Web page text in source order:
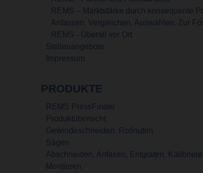
REMS – Marktstärke durch konsequente
Anfassen. Vergleichen. Auswählen. Zur
REMS - Überall vor Ort
Stellenangebote
Impressum
PRODUKTE
REMS PressFinder
Produktübersicht
Gewindeschneiden, Rollnuten
Sägen
Abschneiden, Anfasen, Entgraten,
Montieren